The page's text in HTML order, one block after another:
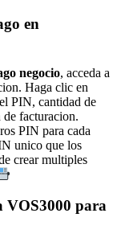
en
negocio, acceda a
Haga clic en
PIN, cantidad de
facturacion.
PIN para cada
unico que los
crear multiples
VOS3000 para